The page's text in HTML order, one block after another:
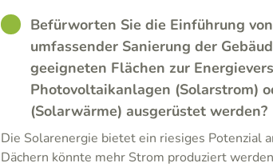
GOODBefürworten Sie die Einführung
umfassender Sanierung der
geeigneten Flächen zur
Photovoltaikanlagen (Solarstrom)
(Solarwärme) ausgerüstet werden?
Die Solarenergie bietet ein riesiges Potenzial
Dächern könnte mehr Strom produziert